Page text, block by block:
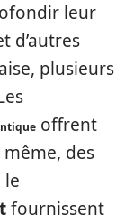
leur
d’autres
plusieurs
offrent
des
le
fournissent